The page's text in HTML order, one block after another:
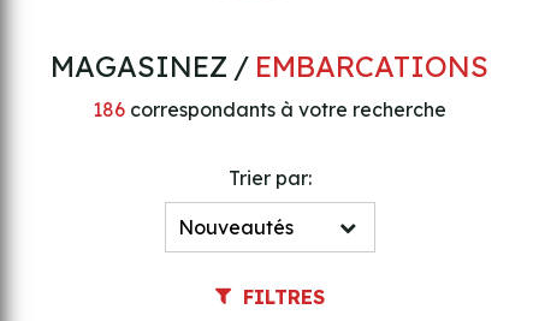
MAGASINEZ EMBARCATIONS
186 correspondants à votre recherche
Trier par:
FILTRES